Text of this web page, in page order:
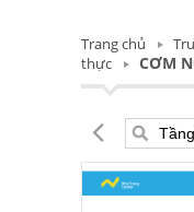
Trang chủ
thực
CƠM